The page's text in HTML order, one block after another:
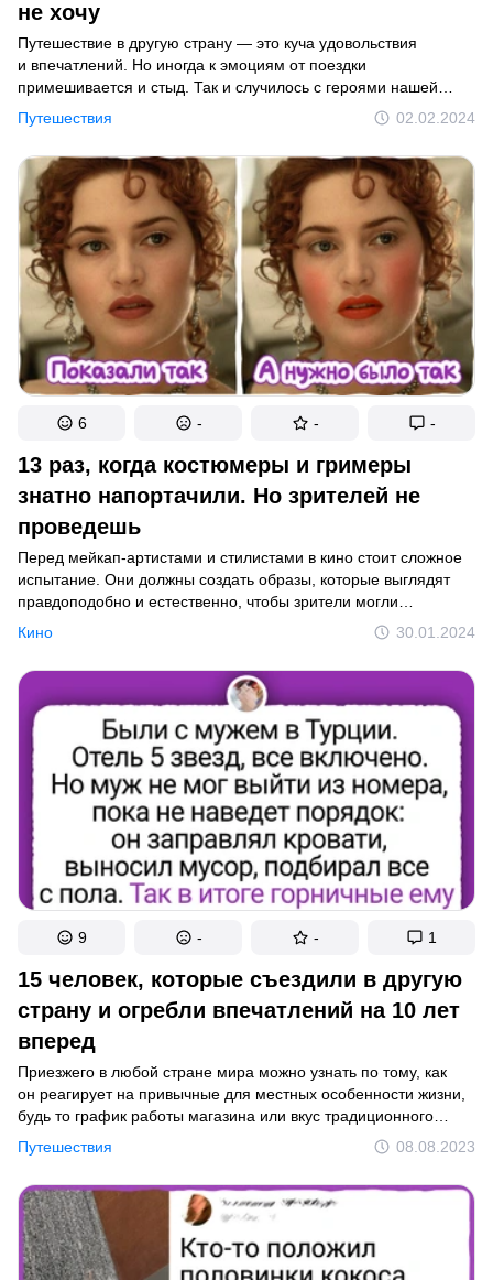
не хочу
Путешествия 02.02.2024
Путешествие в другую страну — это куча удовольствия
и впечатлений. Но иногда к эмоциям от поездки
примешивается и стыд. Так и случилось с героями нашей
подборки: за границей они влипли в такие истории, что
хочется быстрее забыть, да не тут-то было.
13 раз, когда костюмеры и гримеры
знатно напортачили. Но зрителей не
проведешь
Кино 30.01.2024
Перед мейкап-артистами и стилистами в кино стоит сложное
испытание. Они должны создать образы, которые выглядят
правдоподобно и естественно, чтобы зрители могли
сопереживать героям. Однако при этом важно, чтобы
положительные герои сохраняли свою привлекательность.
Например, персонажи в исторических фильмах могут иметь
безупречные зубы и кожу, несмотря на сложности их времени.
Этот баланс — сложная задача, и иногда профессионалы
допускают ошибки, которые могут заметить самые
внимательные зрители.
6 - - -
15 человек, которые съездили в другую
страну и огребли впечатлений на 10 лет
вперед
Путешествия 08.08.2023
Приезжего в любой стране мира можно узнать по тому, как
он реагирует на привычные для местных особенности жизни,
будь то график работы магазина или вкус традиционного
блюда в кафе. Герои нашей статьи рассказали, что
их поразило в разных странах.
9 - - 1